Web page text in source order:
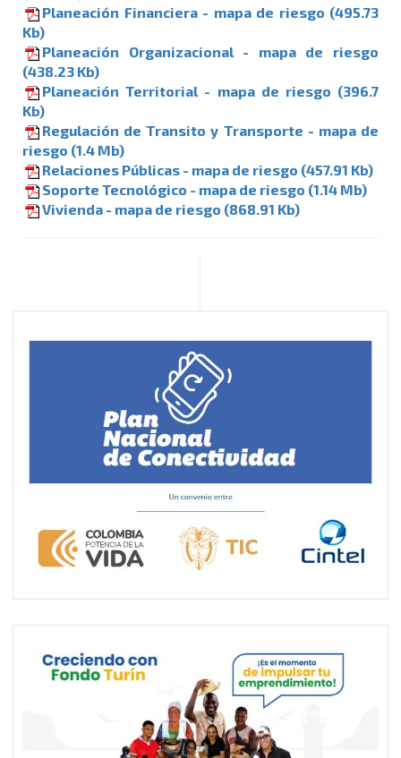
Planeación Financiera - mapa de riesgo (495.73
Kb)
Planeación Organizacional - mapa de riesgo
(438.23 Kb)
Planeación Territorial - mapa de riesgo (396.7
Kb)
Regulación de Transito y Transporte - mapa de
riesgo (1.4 Mb)
Relaciones Públicas - mapa de riesgo (457.91 Kb)
Soporte Tecnológico - mapa de riesgo (1.14 Mb)
Vivienda - mapa de riesgo (868.91 Kb)